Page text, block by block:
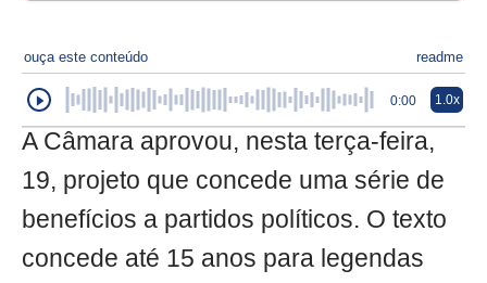
ouça este conteúdo readme
0:00 1.0x
A Câmara aprovou, nesta terça-feira,
19, projeto que concede uma série de
benefícios a partidos políticos. O texto
concede até 15 anos para legendas